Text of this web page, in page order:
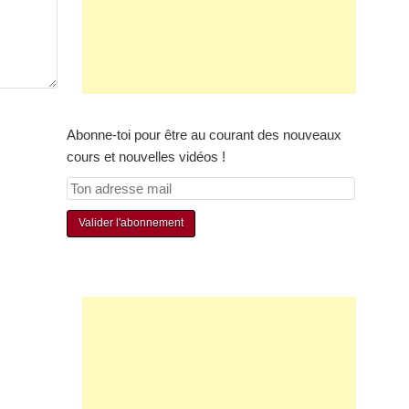
Abonne-toi pour être au courant des nouveaux
cours et nouvelles vidéos !
T
o
n